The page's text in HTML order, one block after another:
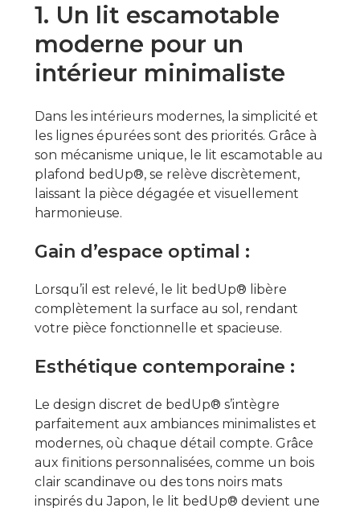
1. Un lit escamotable
moderne pour un
intérieur minimaliste
Dans les intérieurs modernes, la simplicité et
les lignes épurées sont des priorités. Grâce à
son mécanisme unique, le lit escamotable au
plafond bedUp®, se relève discrètement,
laissant la pièce dégagée et visuellement
harmonieuse.
Gain d’espace optimal :
Lorsqu’il est relevé, le lit bedUp® libère
complètement la surface au sol, rendant
votre pièce fonctionnelle et spacieuse.
Esthétique contemporaine :
Le design discret de bedUp® s’intègre
parfaitement aux ambiances minimalistes et
modernes, où chaque détail compte. Grâce
aux finitions personnalisées, comme un bois
clair scandinave ou des tons noirs mats
inspirés du Japon, le lit bedUp® devient une